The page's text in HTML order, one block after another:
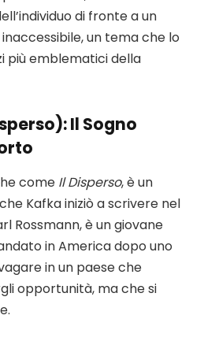
di fronte a un
un tema che lo
più emblematici della
: Il Sogno
come Il Disperso, è un
Kafka iniziò a scrivere nel
Rossmann, è un giovane
in America dopo uno
in un paese che
opportunità, ma che si